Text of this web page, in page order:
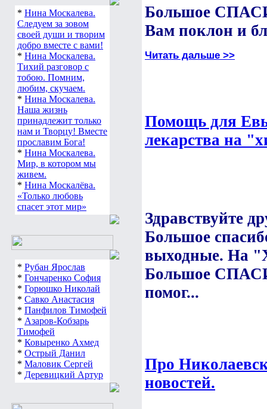
* Нина Москалева.
Следуем за зовом
своей души и творим
добро вместе с вами!
* Нина Москалева.
Тихий разговор с
тобою. Помним,
любим, скучаем.
* Нина Москалева.
Наша жизнь
принадлежит только
нам и Творцу! Вместе
прославим Бога!
* Нина Москалева.
Мир, в котором мы
живем.
* Нина Москалёва.
«Только любовь
спасет этот мир»
* Рубан Ярослав
* Гончаренко София
* Горюшко Николай
* Савко Анастасия
* Панфилов Тимофей
* Азаров-Кобзарь
Тимофей
* Ковыренко Ахмед
* Острый Данил
* Маловик Сергей
* Деревицкий Артур
Большое
Вам поклон и
Читать дальше >>
Помощь для
лекарства на
Здравствуйте
Большое
выходные. На
Большое
помог...
Про
новостей.